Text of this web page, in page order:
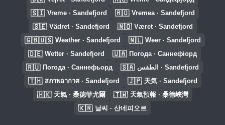
🇸🇮 Vreme · Sandefjord 🇷🇴 Vremea · Sandefjord
🇸🇪 Vädret · Sandefjord 🇳🇴 Været · Sandefjord
🇬🇧🇺🇸 Weather · Sandefjord 🇳🇱 Weer · Sandefjord
🇩🇪 Wetter · Sandefjord 🇺🇦 Погода · Саннефіорд
🇷🇺 Погода · Саннефьорд 🇸🇦 الطقس · Sandefjord
🇹🇭 สภาพอากาศ · Sandefjord 🇯🇵 天気 · Sandefjord
🇭🇰 天氣 · 桑德菲尤爾 🇹🇼 天氣預報 · 桑德峽灣
🇰🇷 날씨 · 산네피오르